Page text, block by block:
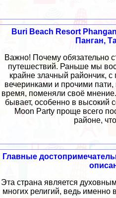
Buri Beach Resort
Панган,
Важно! Почему обязательно
путешествий. Раньше мы
крайне злачный райончик,
вечеринками и прочими
время, поменяли своё
бывает, особенно в высокий
Moon Party проще всего
районе,
Главные
Эта страна является
многих религий, ведь именно